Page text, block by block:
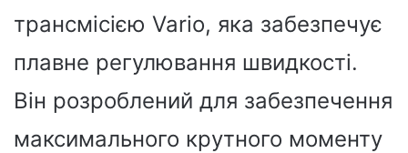
трансмісією Vario, яка забезпечує
плавне регулювання швидкості.
Він розроблений для забезпечення
максимального крутного моменту